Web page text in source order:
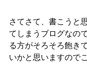
さてさて、書こうと
てしまうブログなの
る方がそろそろ飽き
いかと思いますので